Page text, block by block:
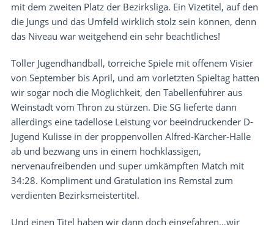
mit dem zweiten Platz der Bezirksliga. Ein Vizetitel, auf den
die Jungs und das Umfeld wirklich stolz sein können, denn
das Niveau war weitgehend ein sehr beachtliches!
Toller Jugendhandball, torreiche Spiele mit offenem Visier
von September bis April, und am vorletzten Spieltag hatten
wir sogar noch die Möglichkeit, den Tabellenführer aus
Weinstadt vom Thron zu stürzen. Die SG lieferte dann
allerdings eine tadellose Leistung vor beeindruckender D-
Jugend Kulisse in der proppenvollen Alfred-Kärcher-Halle
ab und bezwang uns in einem hochklassigen,
nervenaufreibenden und super umkämpften Match mit
34:28. Kompliment und Gratulation ins Remstal zum
verdienten Bezirksmeistertitel.
Und einen Titel haben wir dann doch eingefahren…wir